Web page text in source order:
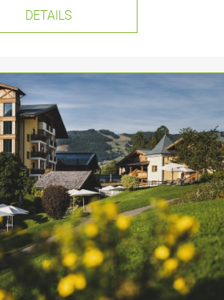
DETAILS